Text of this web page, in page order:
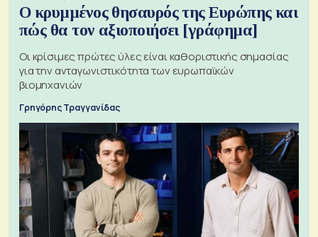
Ο κρυμμένος θησαυρός της Ευρώπης και
πώς θα τον αξιοποιήσει [γράφημα]
Οι κρίσιμες πρώτες ύλες είναι καθοριστικής σημασίας
για την ανταγωνιστικότητα των ευρωπαϊκών
βιομηχανιών
Γρηγόρης Τραγγανίδας